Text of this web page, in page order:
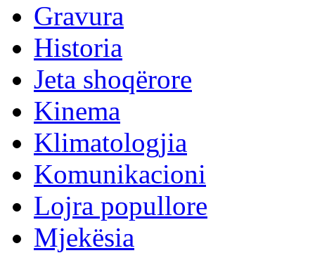
Gravura
Historia
Jeta shoqërore
Kinema
Klimatologjia
Komunikacioni
Lojra popullore
Mjekësia